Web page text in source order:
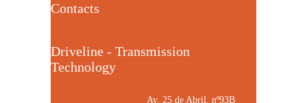
Contacts
Driveline - Transmission
Technology
Av. 25 de Abril, nº93B